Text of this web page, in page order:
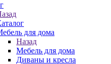
для дома
Назад
Мебель для дома
Диваны и кресла